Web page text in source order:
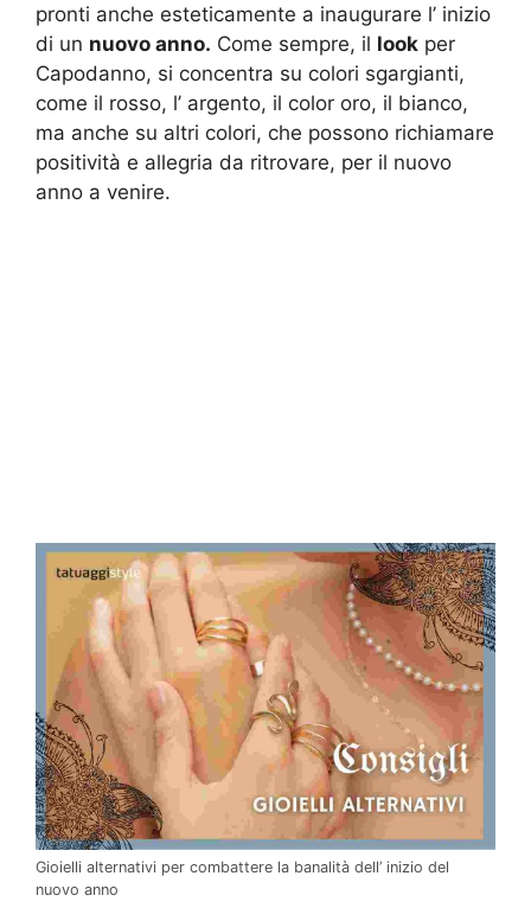
pronti anche esteticamente a inaugurare l’ inizio
di un nuovo anno. Come sempre, il look per
Capodanno, si concentra su colori sgargianti,
come il rosso, l’ argento, il color oro, il bianco,
ma anche su altri colori, che possono richiamare
positività e allegria da ritrovare, per il nuovo
anno a venire.
Gioielli alternativi per combattere la banalità dell’ inizio del
nuovo anno